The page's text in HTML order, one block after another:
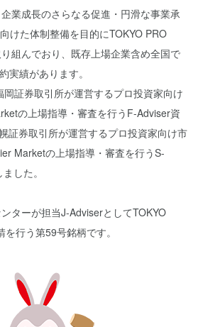
業成長のさらなる促進・円滑な事業承
けた体制整備を目的にTOKYO PRO
組んでおり、既存上場企業含め全国で
実績があります。
証券取引所が運営するプロ投資家向け
の上場指導・審査を行うF-Adviser資
証券取引所が運営するプロ投資家向け市
Marketの上場指導・審査を行うS-
した。
ターが担当J-AdviserとしてTOKYO
行う第59号銘柄です。